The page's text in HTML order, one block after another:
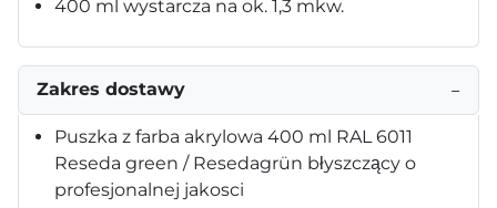
400 ml wystarcza na ok. 1,3 mkw.
Zakres dostawy −
Puszka z farba akrylowa 400 ml RAL 6011
Reseda green / Resedagrün błyszczący o
profesjonalnej jakosci